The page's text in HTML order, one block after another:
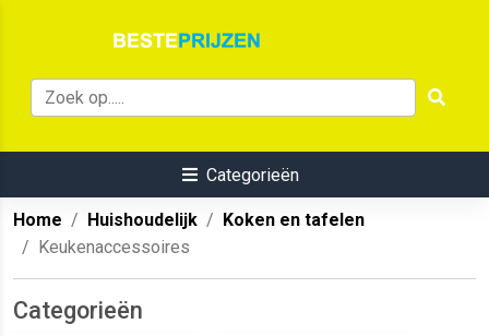
Categorieën
Home Huishoudelijk
Koken en tafelen
Keukenaccessoires
Categorieën